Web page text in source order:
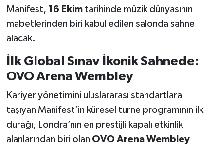
Manifest, 16 Ekimtarihinde müzik dünyasının
mabetlerinden biri kabul edilen salonda sahne
alacak.
İlk Global Sınav İkonik Sahnede:
OVO Arena Wembley
Kariyer yönetimini uluslararası standartlara
taşıyan Manifest’in küresel turne programının ilk
durağı, Londra’nın en prestijli kapalı etkinlik
alanlarından biri olan OVO Arena Wembley